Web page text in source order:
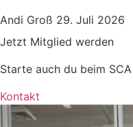
Andi Groß 29. Juli 2026
Jetzt Mitglied werden
Starte auch du beim SCA
Kontakt